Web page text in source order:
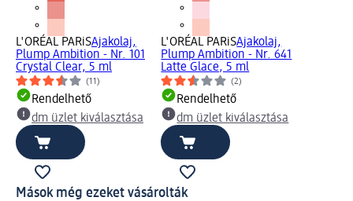
L'ORÉAL PARiSAjakolaj,
Plump Ambition - Nr. 101
Crystal Clear, 5 ml
(11)
Rendelhető
dm üzlet kiválasztása
L'ORÉAL PARiSAjakolaj,
Plump Ambition - Nr. 641
Latte Glace, 5 ml
(2)
Rendelhető
dm üzlet kiválasztása
Mások még ezeket vásárolták